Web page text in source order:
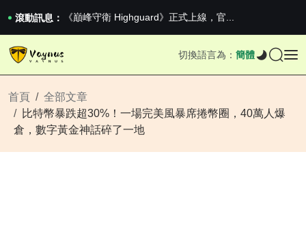
滾動訊息：
男生找物件最重要的是什麼？太真實了
2026澳網男單收官：全滿貫對上全滿亞，德約...
《巔峰守衛 Highguard》正式上線，官...
《巔峰守衛 Highguard》正式上線，官...
切換語言為： 簡體
首頁
全部文章
比特幣暴跌超30%！一場完美風暴席捲幣圈，40萬人爆
倉，數字黃金神話碎了一地